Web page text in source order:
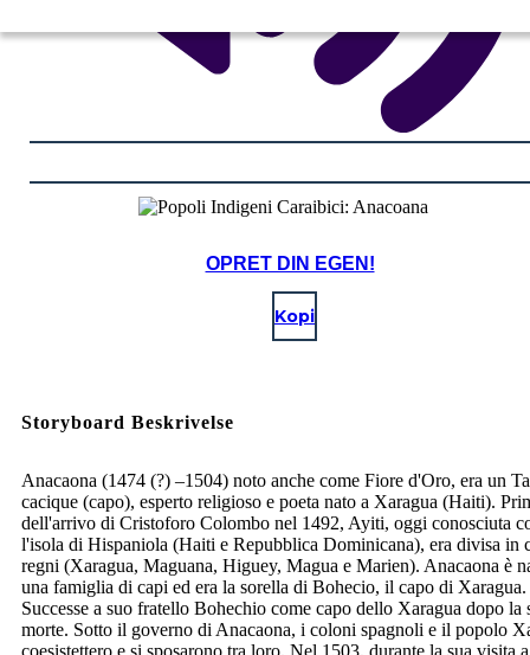
OPRET DIN EGEN!
Kopi
Storyboard Beskrivelse
Anacaona (1474 (?) –1504) noto anche come Fiore d'Oro, era un
cacique (capo), esperto religioso e poeta nato a Xaragua (Haiti).
dell'arrivo di Cristoforo Colombo nel 1492, Ayiti, oggi conosciuta
l'isola di Hispaniola (Haiti e Repubblica Dominicana), era divisa in
regni (Xaragua, Maguana, Higuey, Magua e Marien). Anacaona è
una famiglia di capi ed era la sorella di Bohecio, il capo di Xaragua.
Successe a suo fratello Bohechio come capo dello Xaragua dopo la
morte. Sotto il governo di Anacaona, i coloni spagnoli e il popolo
coesistettero e si sposarono tra loro. Nel 1503, durante la sua visita a